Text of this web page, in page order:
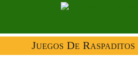
Juegos De Raspaditos